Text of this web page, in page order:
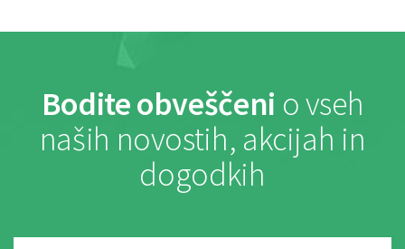
Bodite obveščeni o vseh
naših novostih, akcijah in
dogodkih